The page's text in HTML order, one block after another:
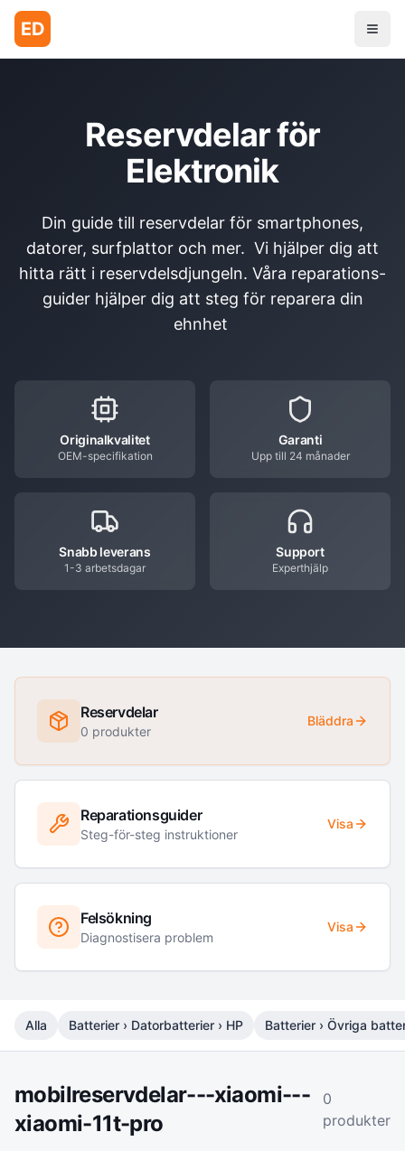
ED
Reservdelar för
Elektronik
Din guide till reservdelar för smartphones,
datorer, surfplattor och mer. Vi hjälper dig att
hitta rätt i reservdelsdjungeln. Våra reparations-
guider hjälper dig att steg för reparera din
ehnhet
Originalkvalitet
OEM-specifikation
Garanti
Upp till 24 månader
Snabb leverans
1-3 arbetsdagar
Support
Experthjälp
Reservdelar
0 produkter
Bläddra
Reparationsguider
Steg-för-steg instruktioner
Visa
Felsökning
Diagnostisera problem
Visa
Alla Batterier › Datorbatterier › HP Batterier › Övriga
mobilreservdelar---xiaomi---
xiaomi-11t-pro
0
produkter